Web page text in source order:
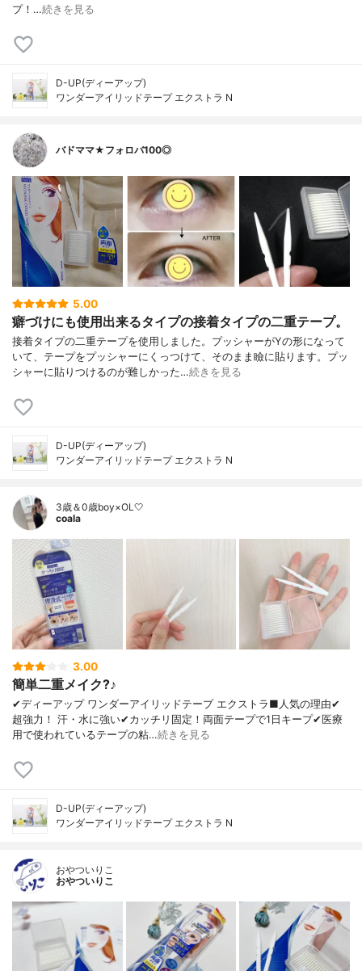
プ！…続きを見る
D-UP(ディーアップ)
ワンダーアイリッドテープ エクストラ N
バドママ★フォロバ100◎
5.00
癖づけにも使用出来るタイプの接着タイプの二重テープ。
接着タイプの二重テープを使用しました。プッシャーがYの形になって
いて、テープをプッシャーにくっつけて、そのまま瞼に貼ります。プッ
シャーに貼りつけるのが難しかった…続きを見る
D-UP(ディーアップ)
ワンダーアイリッドテープ エクストラ N
3歳＆0歳boy×OL🤍
coala
3.00
簡単二重メイク?♪
✔︎ディーアップ ワンダーアイリッドテープ エクストラ■人気の理由✔
超強力！ 汗・水に強い✔カッチリ固定！両面テープで1日キープ✔医療
用で使われているテープの粘…続きを見る
D-UP(ディーアップ)
ワンダーアイリッドテープ エクストラ N
おやついりこ
おやついりこ